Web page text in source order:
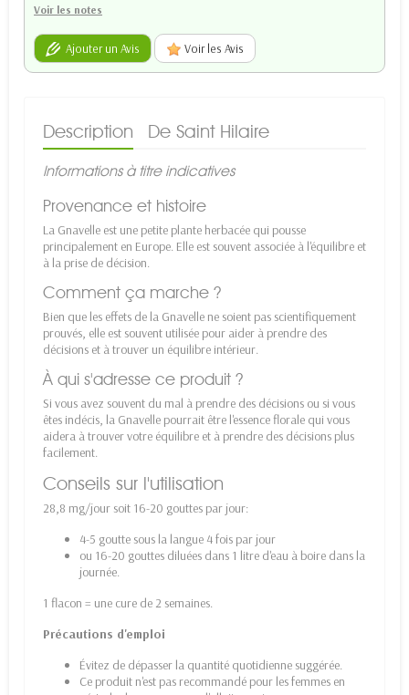
Voir les notes
Ajouter un Avis Voir les Avis
Description De Saint Hilaire
Informations à titre indicatives
Provenance et histoire
La Gnavelle est une petite plante herbacée qui pousse
principalement en Europe. Elle est souvent associée à l'équilibre et
à la prise de décision.
Comment ça marche ?
Bien que les effets de la Gnavelle ne soient pas scientifiquement
prouvés, elle est souvent utilisée pour aider à prendre des
décisions et à trouver un équilibre intérieur.
À qui s'adresse ce produit ?
Si vous avez souvent du mal à prendre des décisions ou si vous
êtes indécis, la Gnavelle pourrait être l'essence florale qui vous
aidera à trouver votre équilibre et à prendre des décisions plus
facilement.
Conseils sur l'utilisation
28,8 mg/jour soit 16-20 gouttes par jour:
4-5 goutte sous la langue 4 fois par jour
ou 16-20 gouttes diluées dans 1 litre d'eau à boire dans la
journée.
1 flacon = une cure de 2 semaines.
Précautions d'emploi
Évitez de dépasser la quantité quotidienne suggérée.
Ce produit n'est pas recommandé pour les femmes en